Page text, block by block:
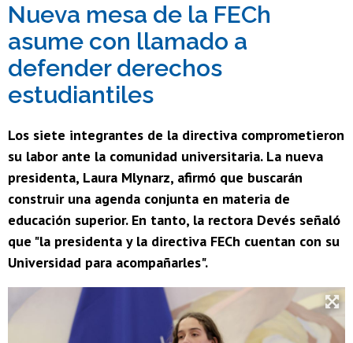
Funcionarias/os
Egresadas/os
Nueva mesa de la FECh
asume con llamado a
defender derechos
estudiantiles
Los siete integrantes de la directiva comprometieron
su labor ante la comunidad universitaria. La nueva
presidenta, Laura Mlynarz, afirmó que buscarán
construir una agenda conjunta en materia de
educación superior. En tanto, la rectora Devés señaló
que "la presidenta y la directiva FECh cuentan con su
Universidad para acompañarles".